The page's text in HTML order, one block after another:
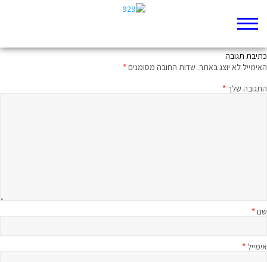
כתיבת תגובה
האימייל לא יוצג באתר. שדות החובה מסומנים*
התגובה שלך*
שם*
אימייל *